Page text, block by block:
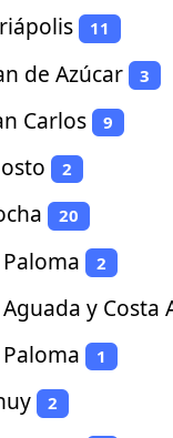
11
de Azúcar 3
Carlos 9
2
20
2
y Costa
1
2